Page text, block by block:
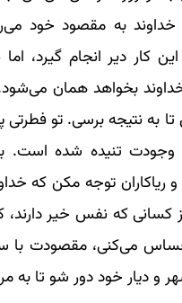
خداوند به مقصود خود
کار دیر انجام گیرد، اما
بخواهد همان
تا به نتیجه برسی. تو
وجودت تنیده شده است.
ریاکاران توجه مکن که
کسانی که نفس خیر
می‌کنی، مقصودت با
و دیار خود دور شو تا به